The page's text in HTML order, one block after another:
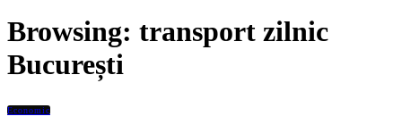
Browsing: transport zilnic
București
Economic